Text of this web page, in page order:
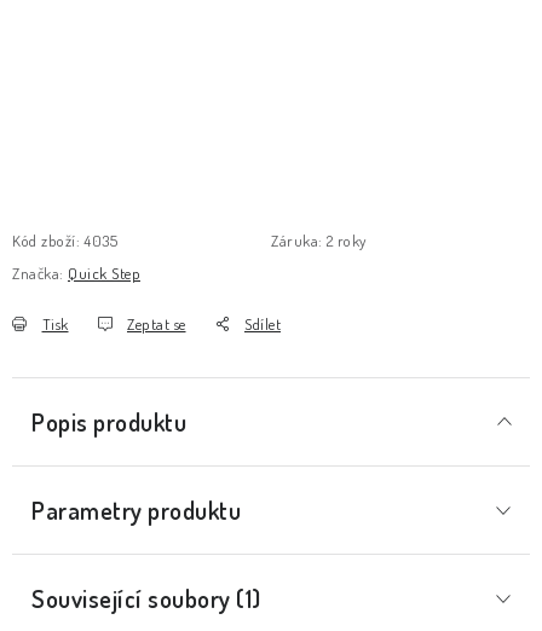
Kód zboží: 4035 Záruka: 2 roky
Značka: Quick Step
Tisk Zeptat se Sdílet
Popis produktu
Parametry produktu
Související soubory (1)